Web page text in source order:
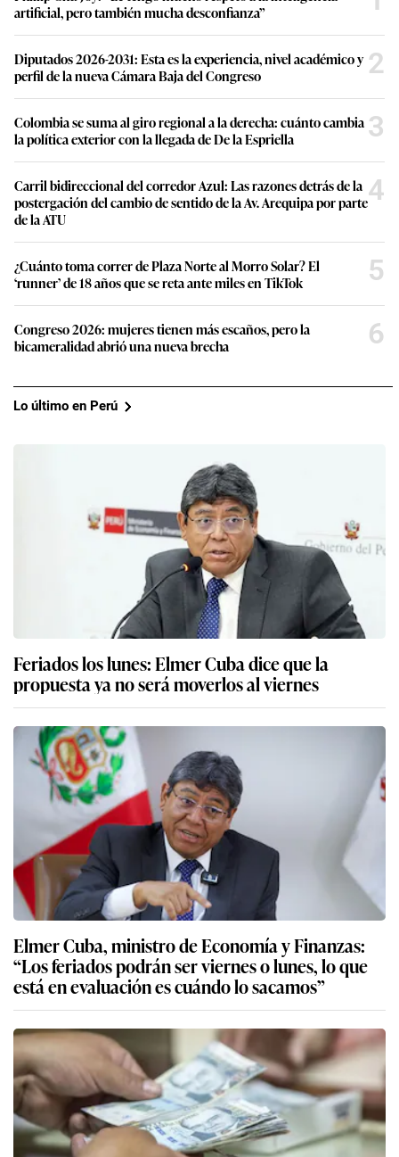
artificial, pero también mucha desconfianza”
Diputados 2026-2031: Esta es la experiencia, nivel académico y
perfil de la nueva Cámara Baja del Congreso
2
Colombia se suma al giro regional a la derecha: cuánto cambia
la política exterior con la llegada de De la Espriella
3
Carril bidireccional del corredor Azul: Las razones detrás de la
postergación del cambio de sentido de la Av. Arequipa por parte
de la ATU
4
¿Cuánto toma correr de Plaza Norte al Morro Solar? El
‘runner’ de 18 años que se reta ante miles en TikTok
5
Congreso 2026: mujeres tienen más escaños, pero la
bicameralidad abrió una nueva brecha
6
Lo último en Perú
Feriados los lunes: Elmer Cuba dice que la
propuesta ya no será moverlos al viernes
Elmer Cuba, ministro de Economía y Finanzas:
“Los feriados podrán ser viernes o lunes, lo que
está en evaluación es cuándo lo sacamos”